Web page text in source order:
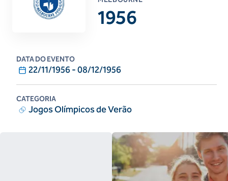
1956
DATA DO EVENTO
22/11/1956-08/12/1956
CATEGORIA
Jogos Olímpicos de Verão